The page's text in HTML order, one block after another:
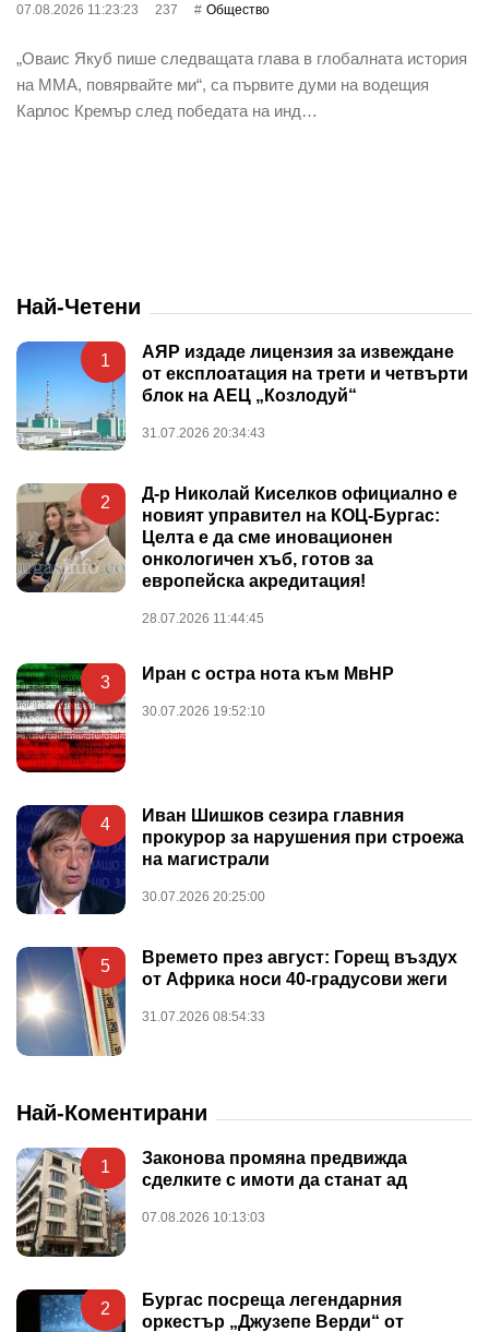
07.08.2026 11:23:23 237 Общество
„Оваис Якуб пише следващата глава в глобалната история
на ММА, повярвайте ми“, са първите думи на водещия
Карлос Кремър след победата на инд…
Най-Четени
1
АЯР издаде лицензия за извеждане
от експлоатация на трети и четвърти
блок на АЕЦ „Козлодуй“
31.07.2026 20:34:43
2
Д-р Николай Киселков официално е
новият управител на КОЦ-Бургас:
Целта е да сме иновационен
онкологичен хъб, готов за
европейска акредитация!
28.07.2026 11:44:45
3 Иран с остра нота към МвНР
30.07.2026 19:52:10
4
Иван Шишков сезира главния
прокурор за нарушения при строежа
на магистрали
30.07.2026 20:25:00
5
Времето през август: Горещ въздух
от Африка носи 40-градусови жеги
31.07.2026 08:54:33
Най-Коментирани
1
Законова промяна предвижда
сделките с имоти да станат ад
07.08.2026 10:13:03
2
Бургас посреща легендарния
оркестър „Джузепе Верди“ от